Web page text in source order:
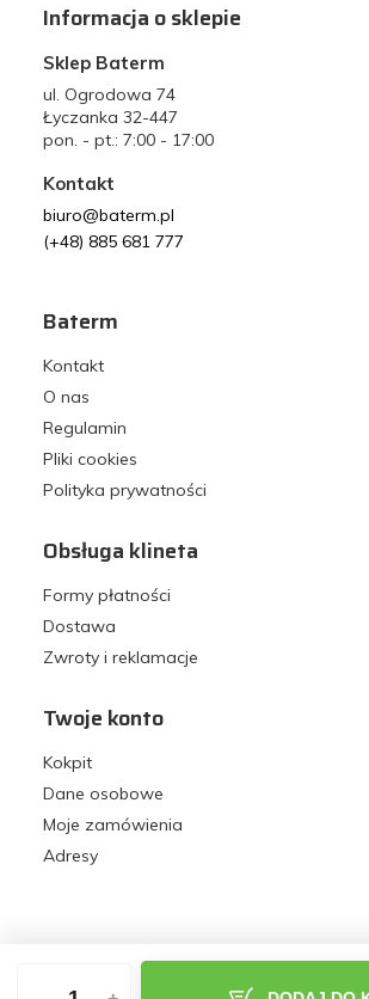
Informacja o sklepie
Sklep Baterm
ul. Ogrodowa 74
Łyczanka 32-447
pon. - pt.: 7:00 - 17:00
Kontakt
biuro@baterm.pl
(+48) 885 681 777
Baterm
Kontakt
O nas
Regulamin
Pliki cookies
Polityka prywatności
Obsługa klineta
Formy płatności
Dostawa
Zwroty i reklamacje
Twoje konto
Kokpit
Dane osobowe
Moje zamówienia
Adresy